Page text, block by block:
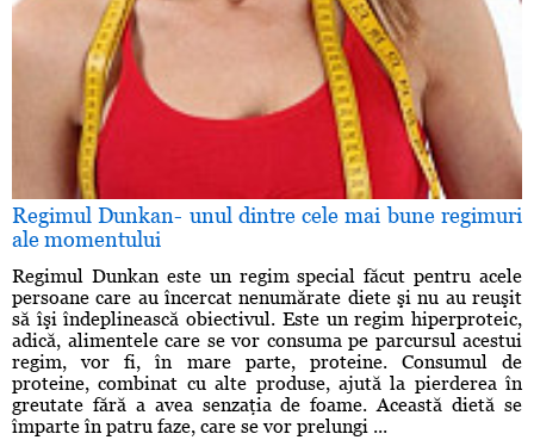
Regimul Dunkan- unul dintre cele mai bune regimuri
ale momentului
Regimul Dunkan este un regim special făcut pentru acele
persoane care au încercat nenumărate diete şi nu au reuşit
să îşi îndeplinească obiectivul. Este un regim hiperproteic,
adică, alimentele care se vor consuma pe parcursul acestui
regim, vor fi, în mare parte, proteine. Consumul de
proteine, combinat cu alte produse, ajută la pierderea în
greutate fără a avea senzaţia de foame. Această dietă se
împarte în patru faze, care se vor prelungi ...